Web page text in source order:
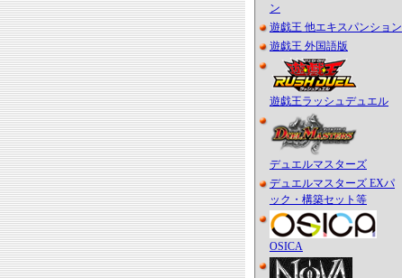
ン
遊戯王 他エキスパンション
遊戯王 外国語版
遊戯王ラッシュデュエル
デュエルマスターズ
デュエルマスターズ EXパ
ック・構築セット等
OSICA